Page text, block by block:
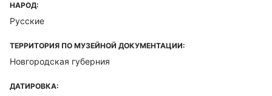
НАРОД:
Русские
ТЕРРИТОРИЯ ПО МУЗЕЙНОЙ ДОКУМЕНТАЦИИ:
Новгородская губерния
ДАТИРОВКА: